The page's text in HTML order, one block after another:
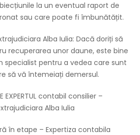
la un eventual raport de
sau care poate fi îmbunătățit.
Alba Iulia: Dacă doriți să
recuperarea unor daune, este bine
specialist pentru a vedea care sunt
să vă întemeiați demersul.
EXPERTUL contabil consilier –
Alba Iulia
în etape – Expertiza contabila